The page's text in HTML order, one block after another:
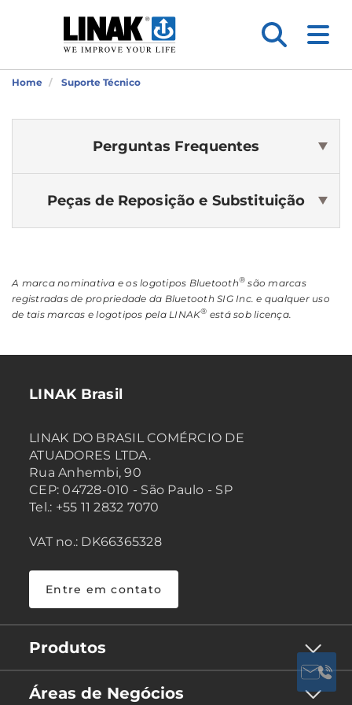
Home Suporte Técnico
Perguntas Frequentes
Peças de Reposição e Substituição
A marca nominativa e os logotipos Bluetooth® são marcas
registradas de propriedade da Bluetooth SIG Inc. e qualquer uso
de tais marcas e logotipos pela LINAK® está sob licença.
LINAK Brasil
LINAK DO BRASIL COMÉRCIO DE
ATUADORES LTDA.
Rua Anhembi, 90
CEP: 04728-010 - São Paulo - SP
Tel.: +55 11 2832 7070
VAT no.: DK66365328
Entre em contato
Produtos
Áreas de Negócios